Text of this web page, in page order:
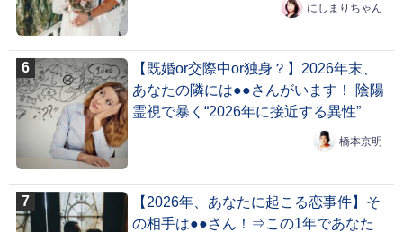
にしまりちゃん
【既婚or交際中or独身？】2026年末、
あなたの隣には●●さんがいます！ 陰陽
霊視で暴く“2026年に接近する異性”
橋本京明
【2026年、あなたに起こる恋事件】そ
の相手は●●さん！⇒この1年であなた